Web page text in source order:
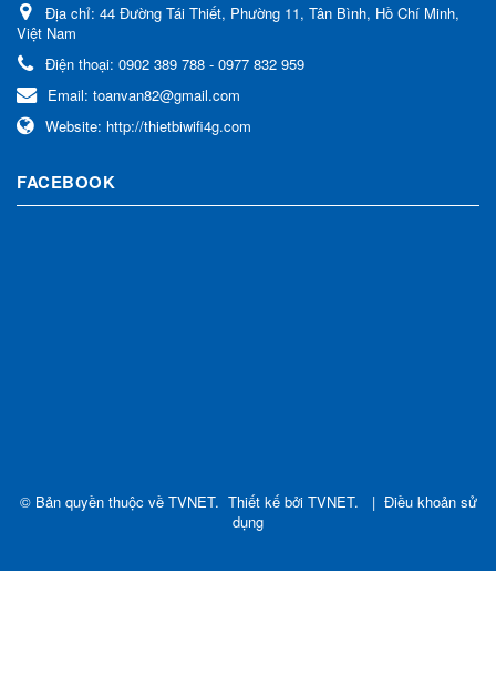
Địa chỉ: 44 Đường Tái Thiết, Phường 11, Tân Bình, Hồ Chí Minh,
Việt Nam
Điện thoại: 0902 389 788 - 0977 832 959
Email: toanvan82@gmail.com
Website: http://thietbiwifi4g.com
FACEBOOK
© Bản quyền thuộc về TVNET. Thiết kế bởi TVNET. | Điều khoản sử
dụng